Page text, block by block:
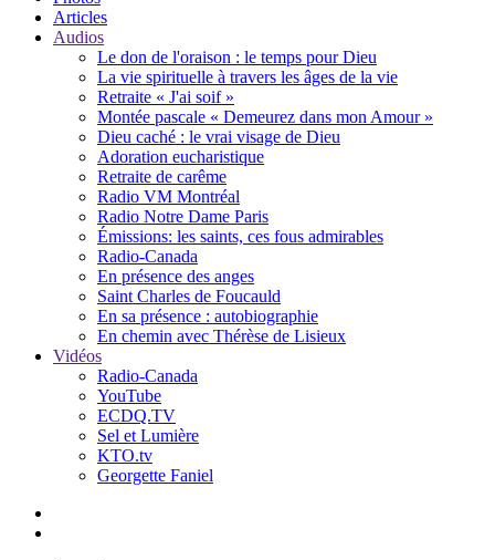
Articles
Audios
Le don de l'oraison : le temps pour Dieu
La vie spirituelle à travers les âges de la vie
Retraite « J'ai soif »
Montée pascale « Demeurez dans mon Amour »
Dieu caché : le vrai visage de Dieu
Adoration eucharistique
Retraite de carême
Radio VM Montréal
Radio Notre Dame Paris
Émissions: les saints, ces fous admirables
Radio-Canada
En présence des anges
Saint Charles de Foucauld
En sa présence : autobiographie
En chemin avec Thérèse de Lisieux
Vidéos
Radio-Canada
YouTube
ECDQ.TV
Sel et Lumière
KTO.tv
Georgette Faniel